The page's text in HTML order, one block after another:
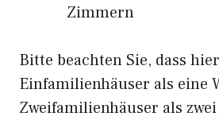
Zimmern
Bitte beachten Sie, dass
Einfamilienhäuser als eine
Zweifamilienhäuser als